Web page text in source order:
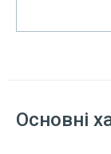
Основні